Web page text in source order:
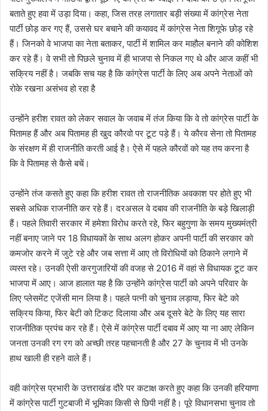
बताते हुए हवा में उड़ा दिया। कहा, जिस तरह लगातार बड़ी संख्या में कांग्रेस नेता
पार्टी छोड़ कर गए हैं, उससे घर बचाने की कयावद में कांग्रेस नेता शिगूफे छोड़ रहे
हैं। जिनको वे भाजपा का नेता बताकर, पार्टी में शामिल कर माहौल बनाने की कोशिश
कर रहे हैं। वे सभी तो पिछले चुनाव में ही भाजपा से निकल गए थे और आज कहीं भी
सक्रिय नहीं है। जबकि सच यह है कि कांग्रेस पार्टी के लिए अब अपने नेताओं को
रोके रखना असंभव हो रहा है
उन्होंने हरीश रावत को लेकर सवाल के जवाब में तंज किया कि वे तो कांग्रेस पार्टी के
पितामह हैं और अब पितामह ही खुद कौरवो पर टूट पड़े हैं। ये कौरव सेना तो पितामह
के संरक्षण में ही राजनीति करती आई है। ऐसे में पहले कौरवों को यह तय करना है
कि वे पितामह से कैसे बचें।
उन्होंने तंज कसते हुए कहा कि हरीश रावत तो राजनीतिक अवकाश पर होते हुए भी
सबसे अधिक राजनीति कर रहे हैं। दरअसल वे दबाव की राजनीति के बड़े खिलाड़ी
हैं। पहले तिवारी सरकार में हमेशा विरोध करते रहे, फिर बहुगुणा के समय मुख्यमंत्री
नहीं बनाए जाने पर 18 विधायकों के साथ अलग होकर अपनी पार्टी की सरकार को
कमजोर करने में जुटे रहे और जब सत्ता में आए तो विरोधियों को ठिकाने लगाने में
व्यस्त रहे। उनकी ऐसी करगुजारियों की वजह से 2016 में वहां से विधायक टूट कर
भाजपा में आए। आज हालात यह है कि उन्होंने कांग्रेस पार्टी को अपने परिवार के
लिए प्लेसमेंट एजेंसी मान लिया है। पहले पत्नी को चुनाव लड़ाया, फिर बेटे को
सक्रिय किया, फिर बेटी को टिकट दिलाया और अब दूसरे बेटे के लिए यह सारा
राजनीतिक प्रपंच कर रहे हैं। ऐसे में कांग्रेस पार्टी दबाव में आए या ना आए लेकिन
जनता उनकी रग रग को अच्छी तरह पहचानती है और 27 के चुनाव में भी उनके
हाथ खाली ही रहने वाले हैं।
वही कांग्रेस प्रभारी के उत्तराखंड दौरे पर कटाक्ष करते हुए कहा कि उनकी हरियाणा
में कांग्रेस पार्टी गुटबाजी में भूमिका किसी से छिपी नहीं है। पूरे विधानसभा चुनाव तो